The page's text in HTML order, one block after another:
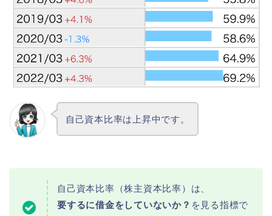
自己資本比率は上昇中です。
自己資本比率（株主資本比率）は、
要するに借金をしていないか？ を見る指標で